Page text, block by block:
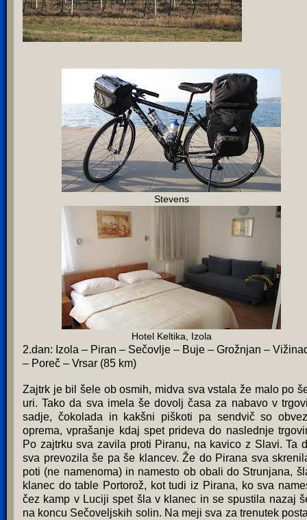
Stevens
Hotel Keltika, Izola
2.dan: Izola – Piran – Sečovlje – Buje – Grožnjan –
– Poreč – Vrsar (85 km)
Zajtrk je bil šele ob osmih, midva sva vstala že malo po
uri. Tako da sva imela še dovolj časa za nabavo v
sadje, čokolada in kakšni piškoti pa sendvič so
oprema, vprašanje kdaj spet prideva do naslednje
Po zajtrku sva zavila proti Piranu, na kavico z Slavi. Ta
sva prevozila še pa še klancev. Že do Pirana sva
poti (ne namenoma) in namesto ob obali do Strunjana,
klanec do table Portorož, kot tudi iz Pirana, ko sva
čez kamp v Luciji spet šla v klanec in se spustila nazaj
na koncu Sečoveljskih solin. Na meji sva za trenutek